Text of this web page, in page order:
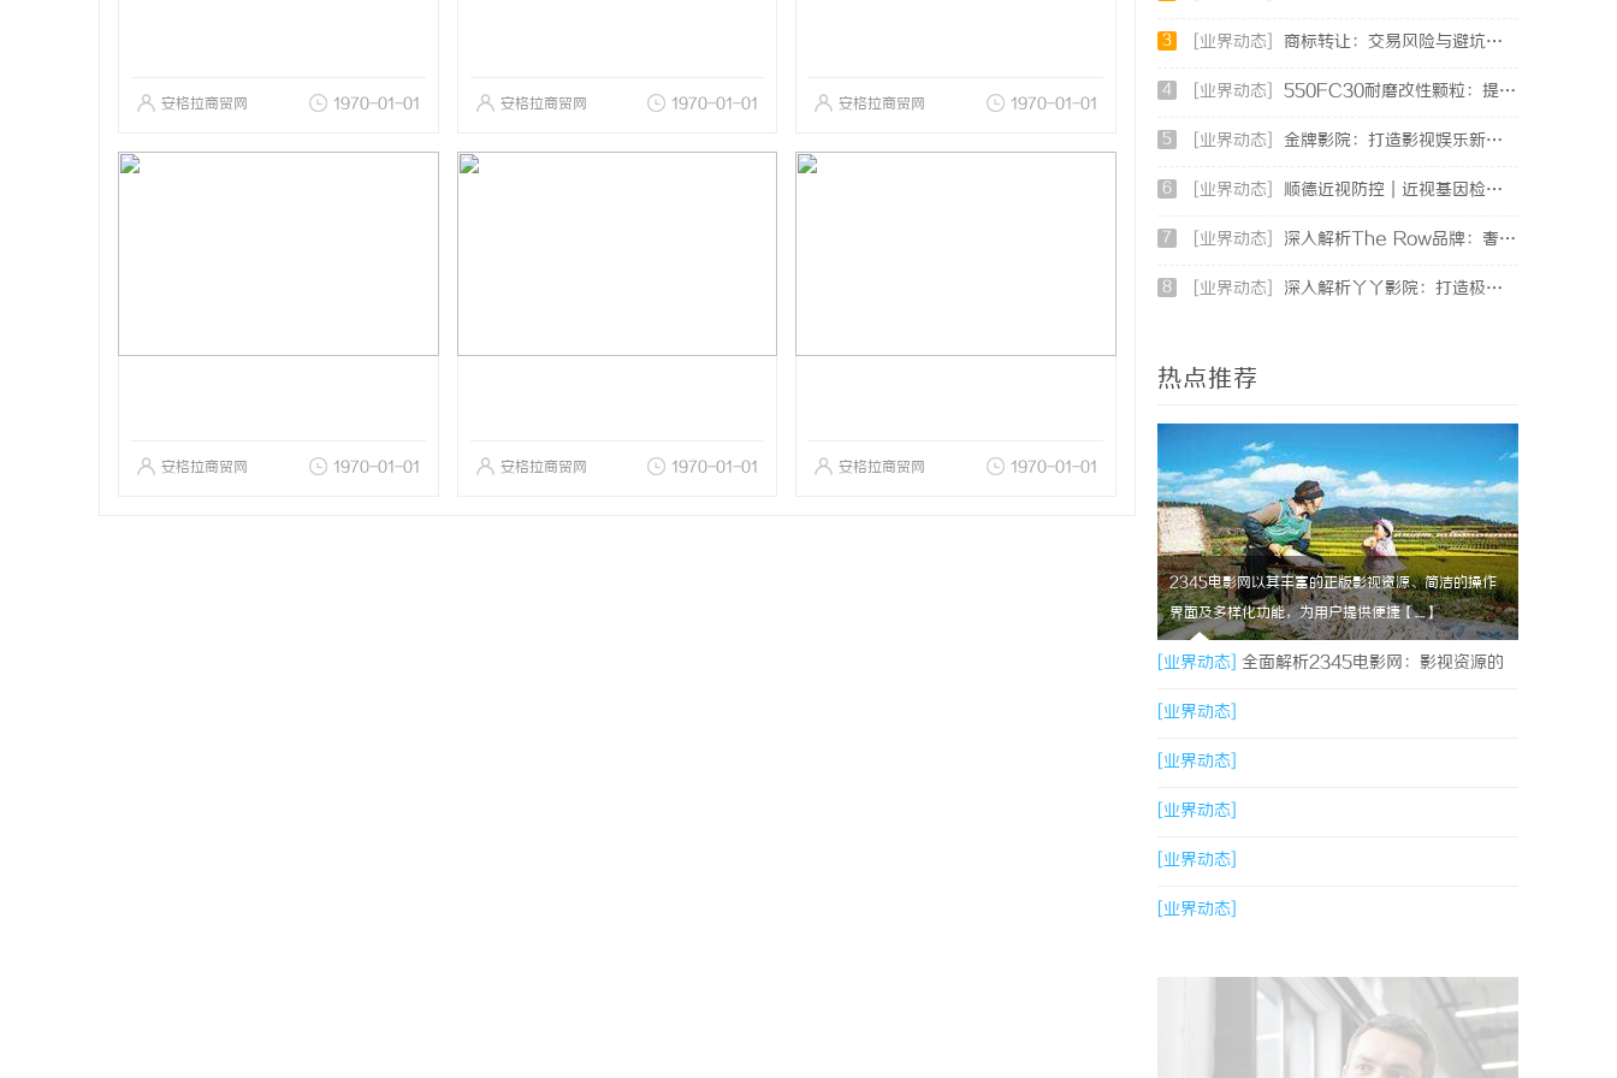
安格拉商贸网 1970-01-01 安格拉商贸网 1970-01-01 安格拉商贸网 1970-01-01
安格拉商贸网 1970-01-01 安格拉商贸网 1970-01-01 安格拉商贸网 1970-01-01
3 [业界动态] 商标转让：交易风险与避坑指南
4 [业界动态] 550FC30耐磨改性颗粒：提升材料性能的新选择
5 [业界动态] 金牌影院：打造影视娱乐新天地的领航者
6 [业界动态] 顺德近视防控｜近视基因检测：依托专业视光体系，打造青少年精准个体化控轴方案
7 [业界动态] 深入解析The Row品牌：奢华时尚的典范与设计哲学
8 [业界动态] 深入解析丫丫影院：打造极致观影体验的在线平台
热点推荐
2345电影网以其丰富的正版影视资源、简洁的操作
界面及多样化功能，为用户提供便捷【....】
[业界动态] 全面解析2345电影网：影视资源的
海量宝库与观影新体验
[业界动态]
[业界动态]
[业界动态]
[业界动态]
[业界动态]